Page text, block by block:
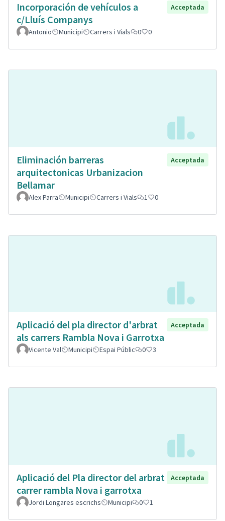
Incorporación de vehículos a
c/Lluís Companys
Acceptada
Antonio Municipi Carrers i Vials 0 0
Eliminación barreras
arquitectonicas Urbanizacion
Bellamar
Acceptada
Alex Parra Municipi Carrers i Vials 1 0
Aplicació del pla director d'arbrat
als carrers Rambla Nova i Garrotxa
Acceptada
Vicente Val Municipi Espai Públic 0 3
Aplicació del Pla director del arbrat
carrer rambla Nova i garrotxa
Acceptada
Jordi Longares escrichs Municipi 0 1